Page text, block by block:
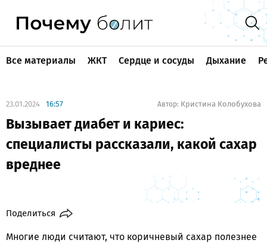
Все материалы ЖКТ Сердце и сосуды Дыхание
23.01.2024 16:57 Автор: Кристина Колобухова
Вызывает диабет и кариес:
специалисты рассказали, какой сахар
вреднее
Поделиться
Многие люди считают, что коричневый сахар полезнее